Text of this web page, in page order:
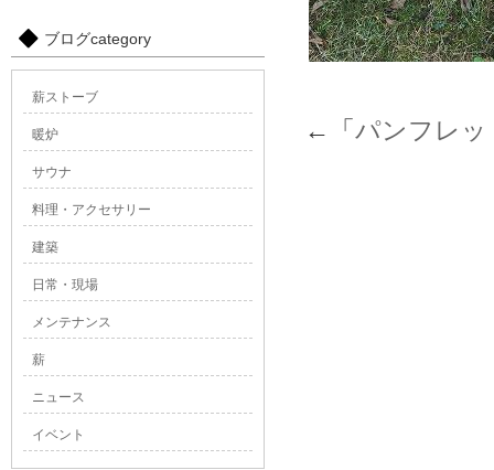
←「パンフレッ
ブログcategory
薪ストーブ
暖炉
サウナ
料理・アクセサリー
建築
日常・現場
メンテナンス
薪
ニュース
イベント